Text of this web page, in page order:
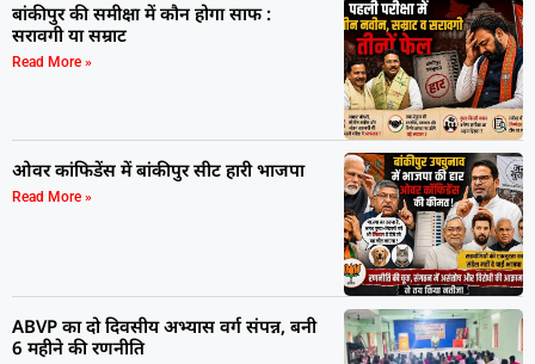
बांकीपुर की समीक्षा में कौन होगा साफ :
सरावगी या सम्राट
Read More »
ओवर कांफिडेंस में बांकीपुर सीट हारी भाजपा
Read More »
ABVP का दो दिवसीय अभ्यास वर्ग संपन्न, बनी
6 महीने की रणनीति